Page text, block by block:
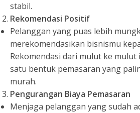
stabil.
Rekomendasi Positif
Pelanggan yang puas lebih
merekomendasikan bisnismu
Rekomendasi dari mulut ke mulut
satu bentuk pemasaran yang
murah.
Pengurangan Biaya Pemasaran
Menjaga pelanggan yang sudah